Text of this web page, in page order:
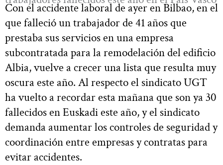
Con el accidente laboral de ayer en Bilbao, en el
que falleció un trabajador de 41 años que
prestaba sus servicios en una empresa
subcontratada para la remodelación del edificio
Albia, vuelve a crecer una lista que resulta muy
oscura este año. Al respecto el sindicato UGT
ha vuelto a recordar esta mañana que son ya 30
fallecidos en Euskadi este año, y el sindicato
demanda aumentar los controles de seguridad y
coordinación entre empresas y contratas para
evitar accidentes.